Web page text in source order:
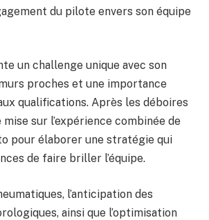
du pilote envers son équipe
un challenge unique avec son
proches et une importance
qualifications. Après les déboires
sur l’expérience combinée de
pour élaborer une stratégie qui
de faire briller l’équipe.
l’anticipation des
ainsi que l’optimisation